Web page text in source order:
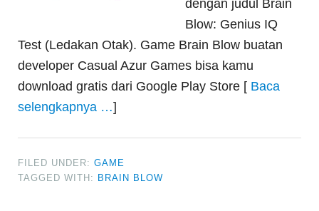
dengan judul Brain
Blow: Genius IQ
Test (Ledakan Otak). Game Brain Blow buatan
developer Casual Azur Games bisa kamu
download gratis dari Google Play Store [ Baca
selengkapnya …]
FILED UNDER:GAME
TAGGED WITH: BRAIN BLOW